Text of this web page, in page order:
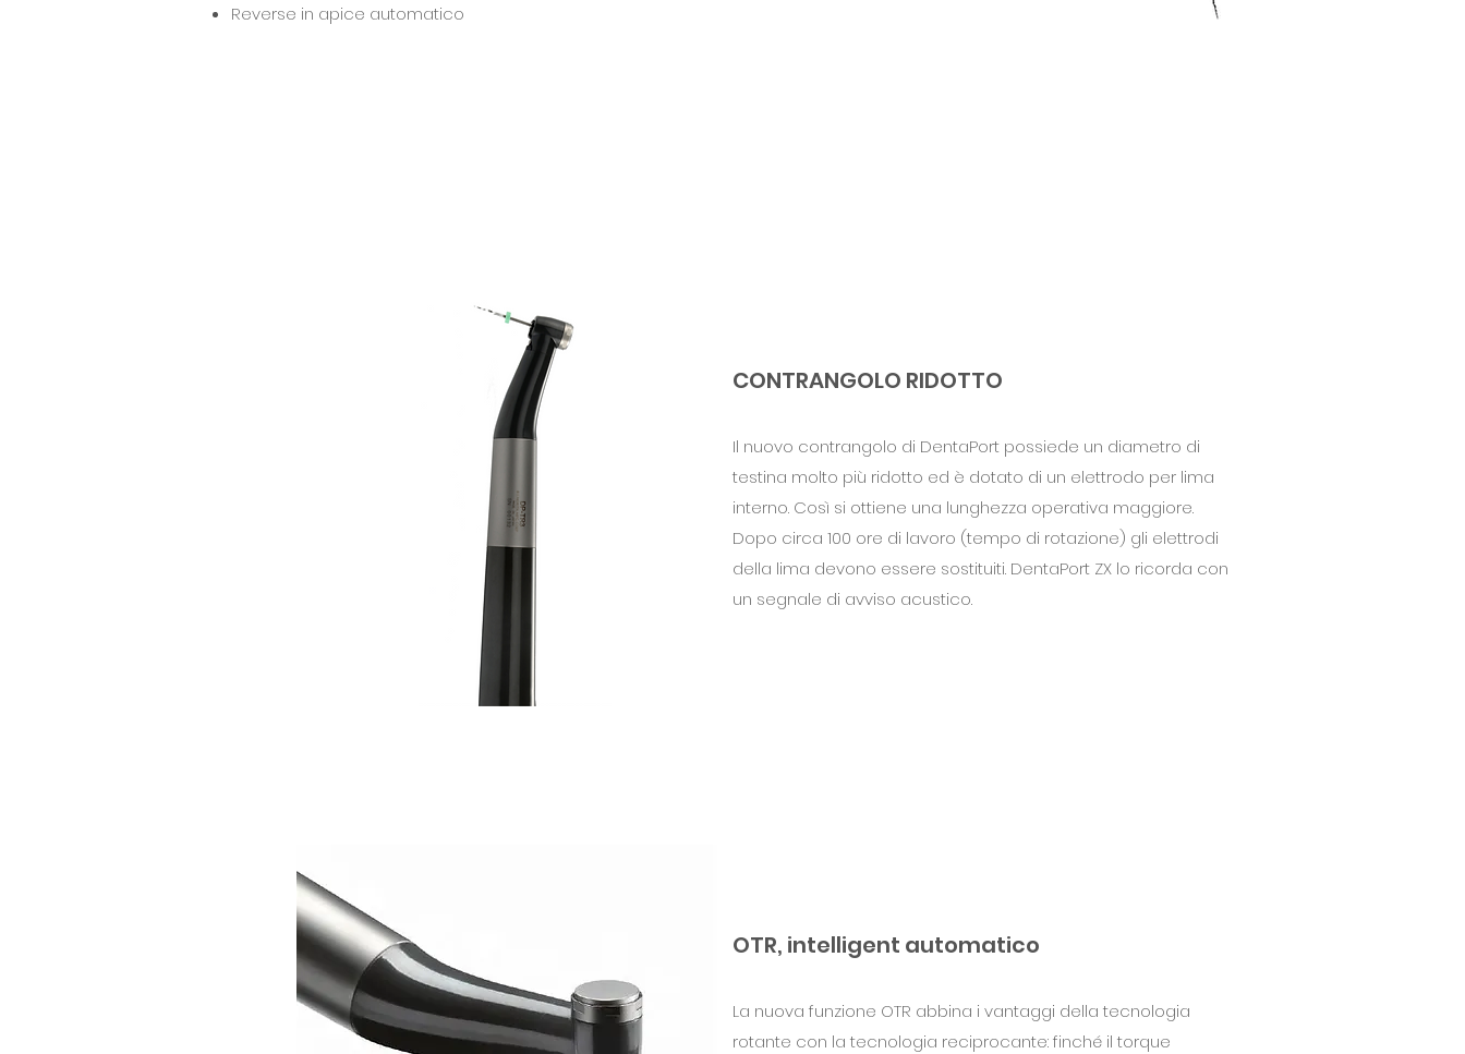
Reverse in apice automatico
CONTRANGOLO RIDOTTO
Il nuovo contrangolo di DentaPort possiede un diametro di
testina molto più ridotto ed è dotato di un elettrodo per lima
interno. Così si ottiene una lunghezza operativa maggiore.
Dopo circa 100 ore di lavoro (tempo di rotazione) gli elettrodi
della lima devono essere sostituiti. DentaPort ZX lo ricorda con
un segnale di avviso acustico.
OTR, intelligent automatico
La nuova funzione OTR abbina i vantaggi della tecnologia
rotante con la tecnologia reciprocante: finché il torque